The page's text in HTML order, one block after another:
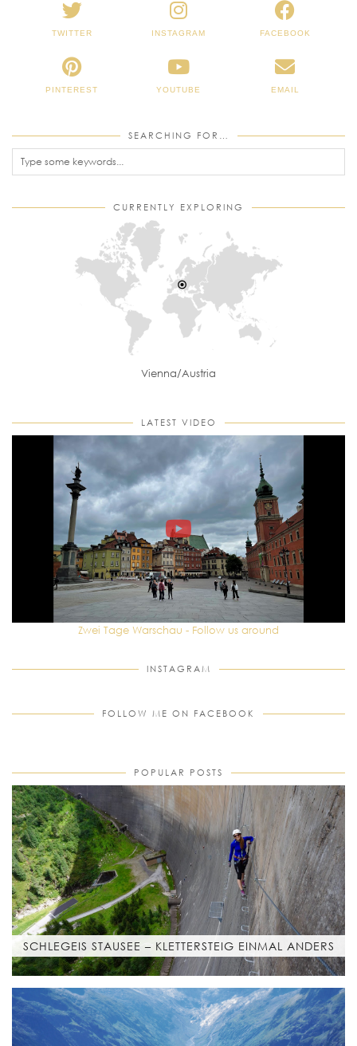
TWITTER INSTAGRAM FACEBOOK
PINTEREST YOUTUBE EMAIL
SEARCHING FOR…
CURRENTLY EXPLORING
Vienna/Austria
LATEST VIDEO
Zwei Tage Warschau - Follow us around
INSTAGRAM
FOLLOW ME ON FACEBOOK
POPULAR POSTS
SCHLEGEIS STAUSEE – KLETTERSTEIG EINMAL ANDERS